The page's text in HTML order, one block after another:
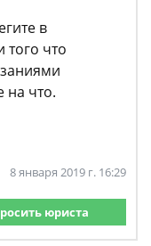
в
того что
на что.
8 января 2019 г. 16:29
юриста